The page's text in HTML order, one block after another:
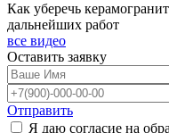
Как уберечь
дальнейших работ
все видео
Оставить заявку
Отправить
Я даю согласие на